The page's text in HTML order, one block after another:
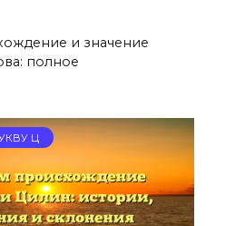
и значение
полное
Ц